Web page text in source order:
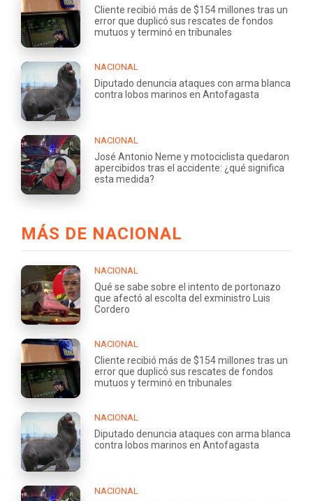
Cliente recibió más de $154 millones tras un
error que duplicó sus rescates de fondos
mutuos y terminó en tribunales
NACIONAL
Diputado denuncia ataques con arma blanca
contra lobos marinos en Antofagasta
NACIONAL
José Antonio Neme y motociclista quedaron
apercibidos tras el accidente: ¿qué significa
esta medida?
MÁS DE NACIONAL
NACIONAL
Qué se sabe sobre el intento de portonazo
que afectó al escolta del exministro Luis
Cordero
NACIONAL
Cliente recibió más de $154 millones tras un
error que duplicó sus rescates de fondos
mutuos y terminó en tribunales
NACIONAL
Diputado denuncia ataques con arma blanca
contra lobos marinos en Antofagasta
NACIONAL